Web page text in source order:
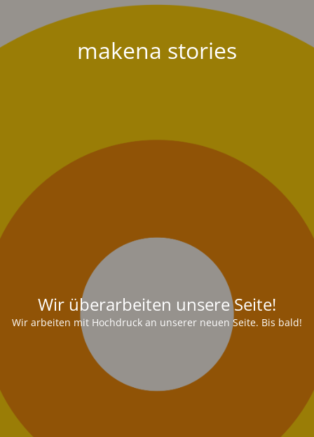
makena stories
Wir überarbeiten unsere Seite!
Wir arbeiten mit Hochdruck an unserer neuen Seite. Bis bald!